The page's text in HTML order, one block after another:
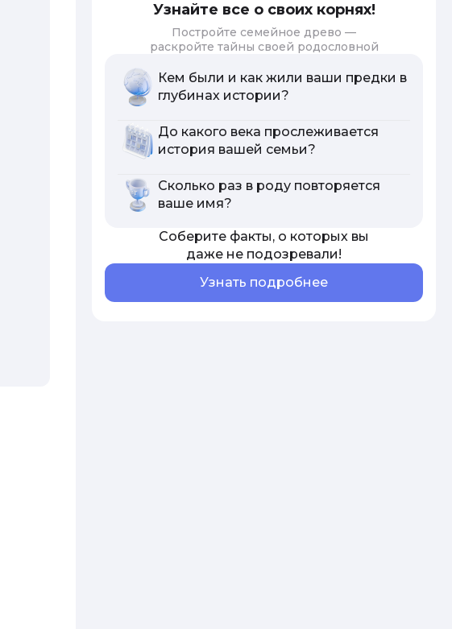
Узнайте все о своих корнях!
Постройте семейное древо —
раскройте тайны своей родословной
Кем были и как жили ваши предки в
глубинах истории?
До какого века прослеживается
история вашей семьи?
Сколько раз в роду повторяется
ваше имя?
Соберите факты, о которых вы
даже не подозревали!
Узнать подробнее